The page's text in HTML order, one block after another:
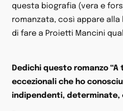
questa biografia (vera e
romanzata, così appare
di fare a Proietti Mancini
Dedichi questo romanzo
eccezionali che ho
indipendenti, determinate,